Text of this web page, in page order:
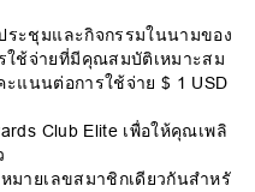
ระชุมและกิจกรรมในนามของ
ช้จ่ายที่มีคุณสมบัติเหมาะสม
แนนต่อการใช้จ่าย $ 1 USD
Club Elite เพื่อให้คุณเพลิ
มายเลขสมาชิกเดียวกันสำหรั